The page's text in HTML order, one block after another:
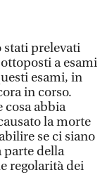
stati prelevati
a esami
esami, in
in corso.
cosa abbia
la morte
se ci siano
parte della
regolarità dei